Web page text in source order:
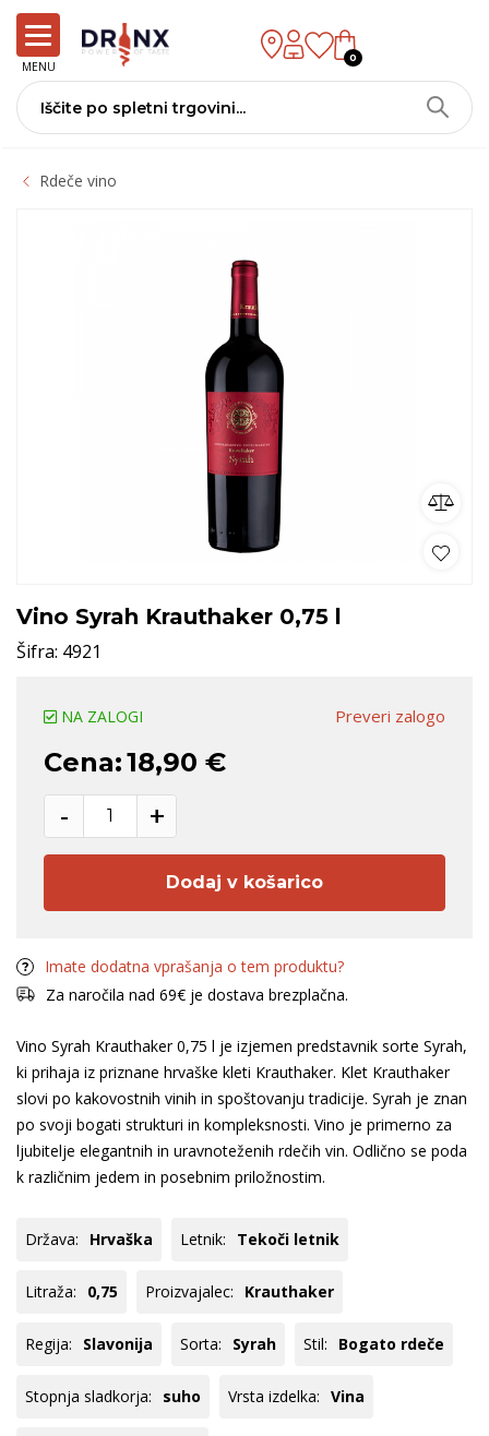
MENU
0
Rdeče vino
Vino Syrah Krauthaker 0,75 l
Šifra: 4921
Preveri zalogo
NA ZALOGI
Cena:18,90 €
- +
Dodaj v košarico
Imate dodatna vprašanja o tem produktu?
Za naročila nad 69€ je dostava brezplačna.
Vino Syrah Krauthaker 0,75 l je izjemen predstavnik sorte Syrah,
ki prihaja iz priznane hrvaške kleti Krauthaker. Klet Krauthaker
slovi po kakovostnih vinih in spoštovanju tradicije. Syrah je znan
po svoji bogati strukturi in kompleksnosti. Vino je primerno za
ljubitelje elegantnih in uravnoteženih rdečih vin. Odlično se poda
k različnim jedem in posebnim priložnostim.
Država: Hrvaška Letnik: Tekoči letnik
Litraža: 0,75 Proizvajalec: Krauthaker
Regija: Slavonija Sorta: Syrah Stil: Bogato rdeče
Stopnja sladkorja: suho Vrsta izdelka: Vina